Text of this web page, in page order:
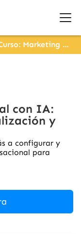
Marketing Digital con IA: segmentación, personalización y publicidad
con IA:
y
a configurar y
para